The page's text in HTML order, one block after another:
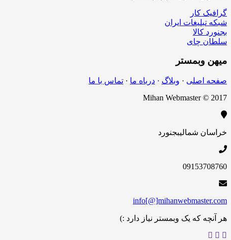
گرافیک کار
شبکه تبلیغات ایران
بجنورد کالا
سلطان چای
میهن وبمستر
صفحه اصلی · وبلاگ · درباه ما · تماس با ما
Mihan Webmaster © 2017
خراسان شمالیبجنورد
09153708760
info[@]mihanwebmaster.com
هر آنچه که یک وبمستر نیاز دارد :)